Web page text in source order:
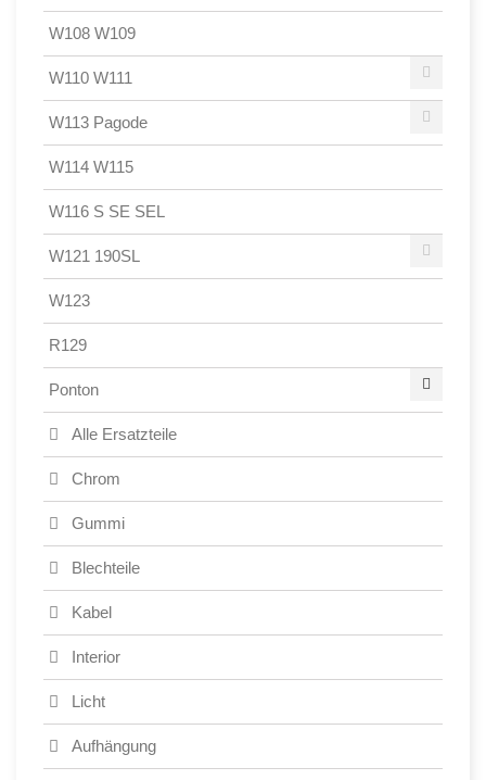
W108 W109
W110 W111
W113 Pagode
W114 W115
W116 S SE SEL
W121 190SL
W123
R129
Ponton
Alle Ersatzteile
Chrom
Gummi
Blechteile
Kabel
Interior
Licht
Aufhängung